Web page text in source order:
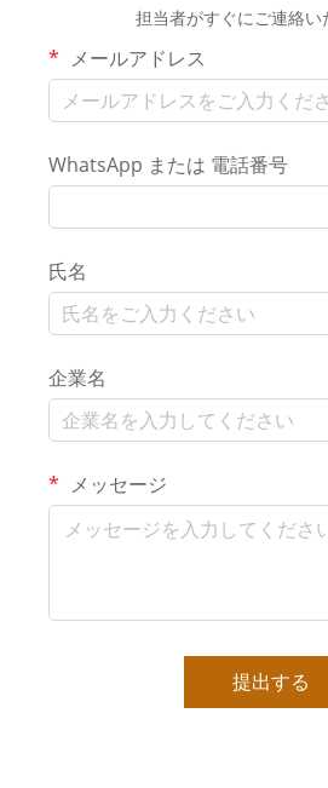
担当者がすぐにご連絡い
メールアドレス
WhatsApp または 電話番号
氏名
企業名
メッセージ
提出する